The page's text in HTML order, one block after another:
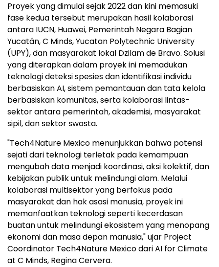
Proyek yang dimulai sejak 2022 dan kini memasuki
fase kedua tersebut merupakan hasil kolaborasi
antara IUCN, Huawei, Pemerintah Negara Bagian
Yucatán, C Minds, Yucatan Polytechnic University
(UPY), dan masyarakat lokal Dzilam de Bravo. Solusi
yang diterapkan dalam proyek ini memadukan
teknologi deteksi spesies dan identifikasi individu
berbasiskan AI, sistem pemantauan dan tata kelola
berbasiskan komunitas, serta kolaborasi lintas-
sektor antara pemerintah, akademisi, masyarakat
sipil, dan sektor swasta.
"Tech4Nature Mexico menunjukkan bahwa potensi
sejati dari teknologi terletak pada kemampuan
mengubah data menjadi koordinasi, aksi kolektif, dan
kebijakan publik untuk melindungi alam. Melalui
kolaborasi multisektor yang berfokus pada
masyarakat dan hak asasi manusia, proyek ini
memanfaatkan teknologi seperti kecerdasan
buatan untuk melindungi ekosistem yang menopang
ekonomi dan masa depan manusia," ujar Project
Coordinator Tech4Nature Mexico dari AI for Climate
at C Minds, Regina Cervera.